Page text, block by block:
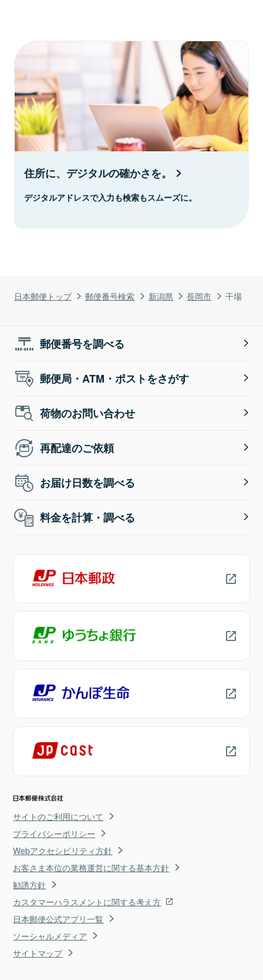
日本郵便トップ 郵便番号検索 新潟県 長岡市 干場
住所に、デジタルの確かさを。
デジタルアドレスで入力も検索もスムーズに。
郵便番号を調べる
郵便局・ATM・ポストをさがす
荷物のお問い合わせ
再配達のご依頼
お届け日数を調べる
料金を計算・調べる
サイトのご利用について
プライバシーポリシー
Webアクセシビリティ方針
お客さま本位の業務運営に関する基本方針
勧誘方針
カスタマーハラスメントに関する考え方
日本郵便公式アプリ一覧
ソーシャルメディア
サイトマップ